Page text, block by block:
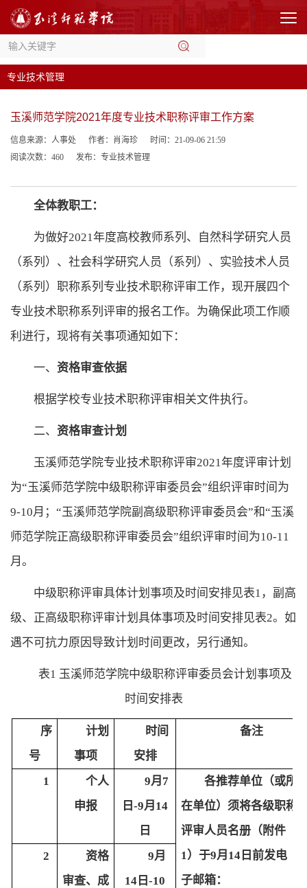
专业技术管理
玉溪师范学院2021年度专业技术职称评审工作方案
信息来源：人事处 作者：肖海珍
时间：21-09-06 21:59
阅读次数： 460 发布：专业技术管理
全体教职工：
为做好2021年度高校教师系列、自然科学研究人员
（系列 ） 、社会科学研究人员（系列 ） 、实验技术人员
（系列 ） 职称系列专业技术职称评审工作，现开展四个
专业技术职称系列 评审的报名工作。 为确保此项工作顺
利进行，现将有关事项通知如下：
一、 资格审查依据
根据学校专业技术职称评审相关文件执行。
二、 资格审查计划
玉溪师范学院专业技术职称评审2021年度评审计划
为“玉溪师范学院中级职称评审委员会”组织评审时间为
9-10月； “玉溪师范学院副高级职称评审委员会”和“玉溪
师范学院正高级职称评审委员会”组织评审时间为10-11
月。
中级职称评审具体计划事项及时间安排见表1，副高
级、正高级职称评审计划具体事项及时间安排见表2。如
遇不可抗力原因导致计划时间更改，另行通知。
表1 玉溪师范学院中级职称评审委员会计划事项及
时间安排表
序
号
计划
事项
时间
安排
备注
1
个人
申报
9月7
日-9月14
日
各推荐单位（或所
在单位）须将各级职称
评审人员名册（附件
1）于9月14日前发电
子邮箱：
2
资格
审查、成
9月
14日-10